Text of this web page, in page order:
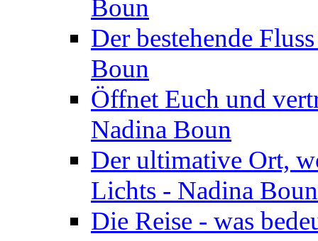
Boun
Der bestehende
Boun
Öffnet Euch und
Nadina Boun
Der ultimative Ort,
Lichts - Nadina Boun
Die Reise - was